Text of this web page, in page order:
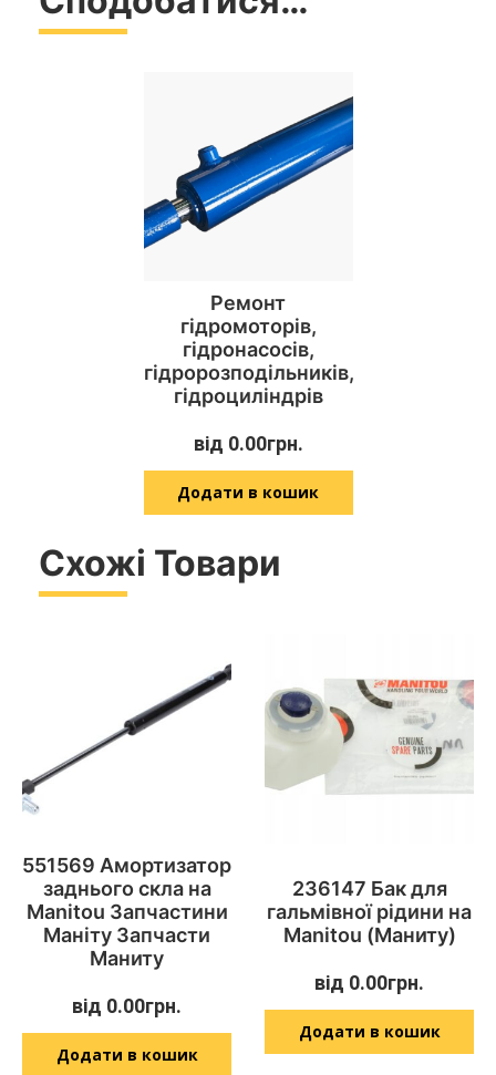
Ремонт
гідромоторів,
гідронасосів,
гідророзподільників,
гідроциліндрів
від 0.00грн.
Додати в кошик
Схожі Товари
551569 Амортизатор
заднього скла на
Manitou Запчастини
Маніту Запчасти
Маниту
від 0.00грн.
Додати в кошик
236147 Бак для
гальмівної рідини на
Manitou (Маниту)
від 0.00грн.
Додати в кошик